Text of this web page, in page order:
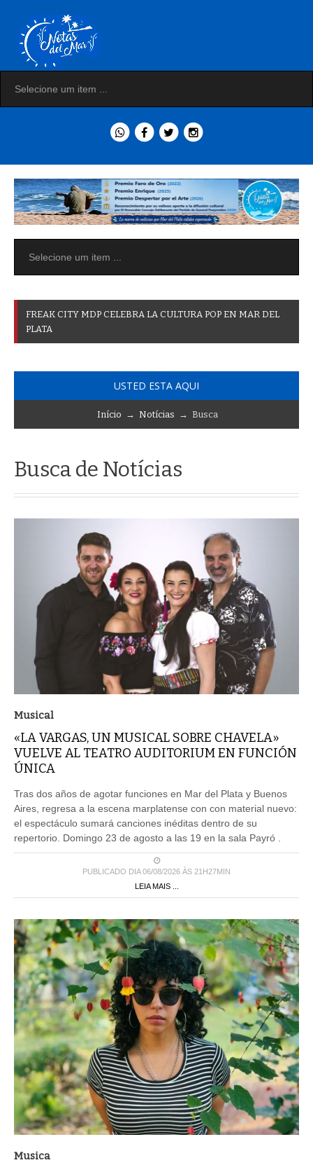
FREAK CITY MDP CELEBRA LA CULTURA POP EN MAR DEL
PLATA
USTED ESTA AQUI
Início → Notícias → Busca
Busca de Notícias
Musical
«LA VARGAS, UN MUSICAL SOBRE CHAVELA»
VUELVE AL TEATRO AUDITORIUM EN FUNCIÓN
ÚNICA
Tras dos años de agotar funciones en Mar del Plata y Buenos
Aires, regresa a la escena marplatense con con material nuevo:
el espectáculo sumará canciones inéditas dentro de su
repertorio. Domingo 23 de agosto a las 19 en la sala Payró .
PUBLICADO DIA 06/08/2026 ÀS 21H27MIN
LEIA MAIS ...
Musica